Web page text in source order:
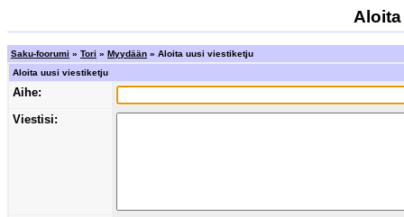
Saku-foorumi » Tori » Myydään » Aloita uusi viestiketju
Aloita uusi viestiketju
Aihe:
Viestisi: